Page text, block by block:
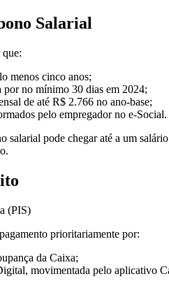
Salarial
menos cinco anos;
por no mínimo 30 dias em 2024;
de até R$ 2.766 no ano-base;
pelo empregador no e-Social.
salarial pode chegar até a um
(PIS)
prioritariamente por:
da Caixa;
movimentada pelo aplicativo